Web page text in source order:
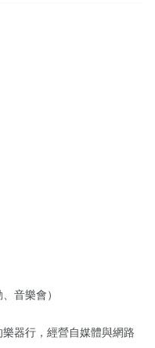
音樂會）
器行，經營自媒體與網路